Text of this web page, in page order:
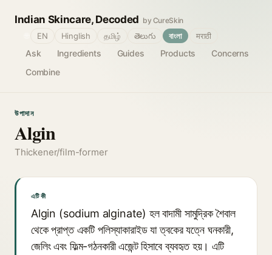
Indian Skincare, Decoded by CureSkin
Ask Ingredients Guides Products
Concerns
Combine
EN Hinglish தமிழ் తెలుగు বাংলা मराठी
উপাদান
Algin
Thickener/film-former
এটি কী
Algin (sodium alginate) হল বাদামী সামুদ্রিক শৈবাল
থেকে প্রাপ্ত একটি পলিস্যাকারাইড যা ত্বকের যত্নে ঘনকারী,
জেলিং এবং ফিল্ম-গঠনকারী এজেন্ট হিসাবে ব্যবহৃত হয়। এটি